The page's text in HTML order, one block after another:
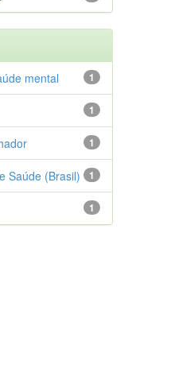
1
mental
1
1
1
Saúde (Brasil)
1